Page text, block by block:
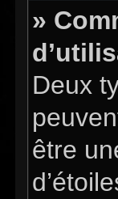
»
Deux
être